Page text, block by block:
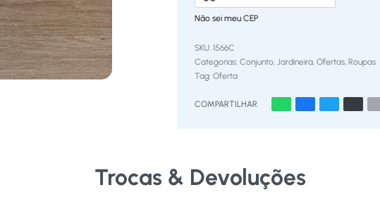
Não sei meu CEP
1566C
Categorias: Conjunto, Jardineira, Ofertas, Roupas
Tag: Oferta
COMPARTILHAR
Trocas & Devoluções